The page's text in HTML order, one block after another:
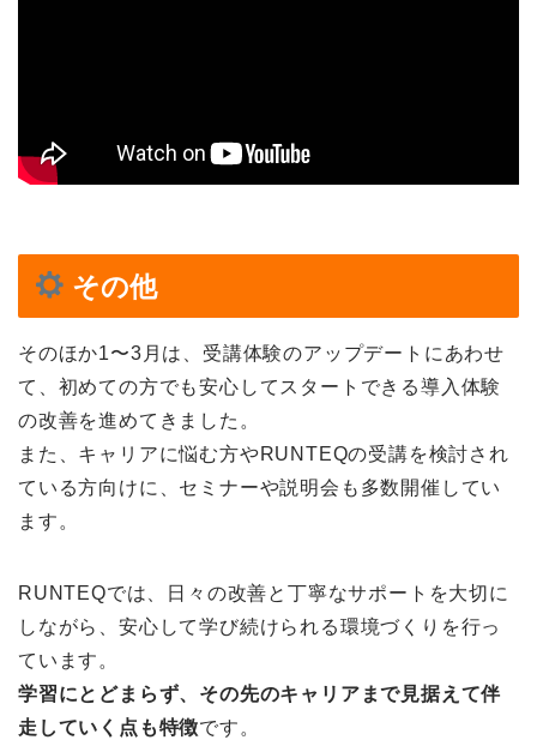
その他
そのほか1〜3月は、受講体験のアップデートにあわせ
て、初めての方でも安心してスタートできる導入体験
の改善を進めてきました。
また、キャリアに悩む方やRUNTEQの受講を検討され
ている方向けに、セミナーや説明会も多数開催してい
ます。
RUNTEQでは、日々の改善と丁寧なサポートを大切に
しながら、安心して学び続けられる環境づくりを行っ
ています。
学習にとどまらず、その先のキャリアまで見据えて伴
走していく点も特徴です。